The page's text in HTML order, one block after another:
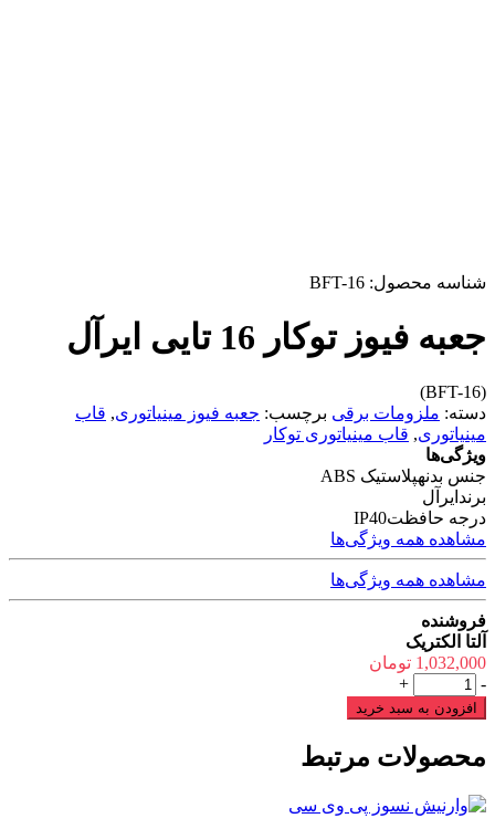
شناسه محصول: BFT-16
جعبه فیوز توکار 16 تایی ایرآل
(BFT-16)
دسته: ملزومات برقی برچسب: جعبه فیوز مینیاتوری, قاب
مینیاتوری, قاب مینیاتوری توکار
ویژگی‌ها
جنس بدنهپلاستیک ABS
برند ایرآل
درجه حافظتIP40
مشاهده همه ویژگی‌ها
مشاهده همه ویژگی‌ها
فروشنده
آلتا الکتریک
1,032,000 تومان
جعبه
فیوز
توکار
تایی
عدد
-
+
افزودن به سبد خرید
محصولات مرتبط